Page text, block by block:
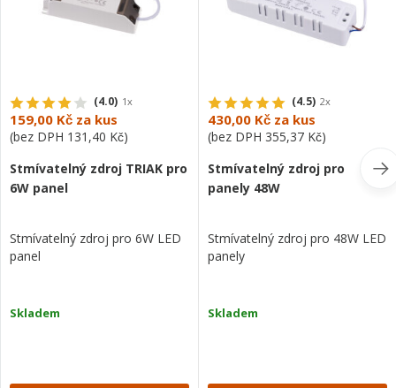
(4.0) 1x
159,00 Kč za kus
(bez DPH 131,40 Kč)
Stmívatelný zdroj TRIAK pro
6W panel
Stmívatelný zdroj pro 6W LED
panel
Skladem
(4.5) 2x
430,00 Kč za kus
(bez DPH 355,37 Kč)
Stmívatelný zdroj pro
panely 48W
Stmívatelný zdroj pro 48W LED
panely
Skladem